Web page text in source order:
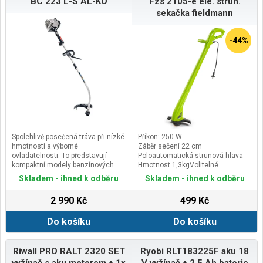
motoru 2-taktníObjem v ccm
22Počet otáček v ot./min
9500Počet válců motoru 1Easy
Start systém neSystém Ready to
Start neElektrický start
neAutomatický sytič ne
Spolehlivě posečená tráva při nízké
hmotnosti a výborné
ovladatelnosti. To představují
kompaktní modely benzínových
křovinořezů řady Easy od firmy AL-
KO.Motorová kosa AL-KO BC 223 L-
použitíNezávislé sečení, kdekoliv
si přejete: Motorová kosa AL-KO BC
223 L-S Vás přesvědčí vynikajícími
výsledky v osvědčené AL-KO
kvalitě. Bez překážejících kabelů a
bez omezení kapacitou
akumulátoru odvede motorová
Skladem - ihned k odběru
2 990 Kč
Do košíku
sekačka fieldmann
-44%
Příkon: 250 W
Záběr sečení 22 cm
Poloautomatická strunová hlava
Hmotnost 1,3kgVolitelné
příslušenství:
Skladem - ihned k odběru
499 Kč
Do košíku
Riwall PRO RALT 2320 SET
Ryobi RLT183225F aku 18